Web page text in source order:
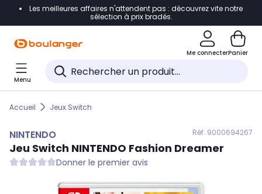
Accéder directement à la navigation
Accéder directement au pied de page
Accéder directement au chatbot
Les meilleures affaires n'attendent pas : découvrez vite notre
sélection à prix bradés.
Me connecterPanier
Menu
Accueil Jeux Switch
NINTENDO Réf. 9000694267
Jeu Switch NINTENDO Fashion Dreamer
Donner le premier avis